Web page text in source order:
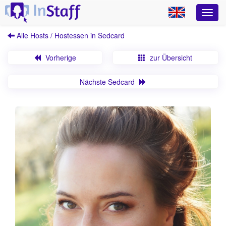
Alle Hosts / Hostessen in Sedcard
Vorherige zur Übersicht
Nächste Sedcard